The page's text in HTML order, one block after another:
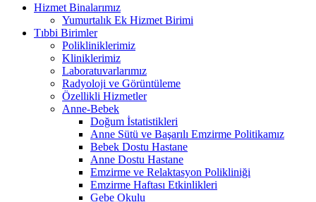
Hizmet Binalarımız
Yumurtalık Ek Hizmet Birimi
Tıbbi Birimler
Polikliniklerimiz
Kliniklerimiz
Laboratuvarlarımız
Radyoloji ve Görüntüleme
Özellikli Hizmetler
Anne-Bebek
Doğum İstatistikleri
Anne Sütü ve Başarılı Emzirme Politikamız
Bebek Dostu Hastane
Anne Dostu Hastane
Emzirme ve Relaktasyon Polikliniği
Emzirme Haftası Etkinlikleri
Gebe Okulu